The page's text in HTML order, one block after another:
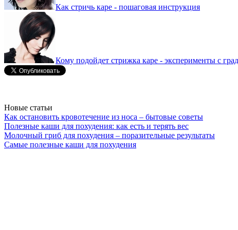
Как стричь каре - пошаговая инструкция
Кому подойдет стрижка каре - эксперименты с
Новые статьи
Как остановить кровотечение из носа – бытовые советы
Полезные каши для похудения: как есть и терять вес
Молочный гриб для похудения – поразительные результаты
Самые полезные каши для похудения